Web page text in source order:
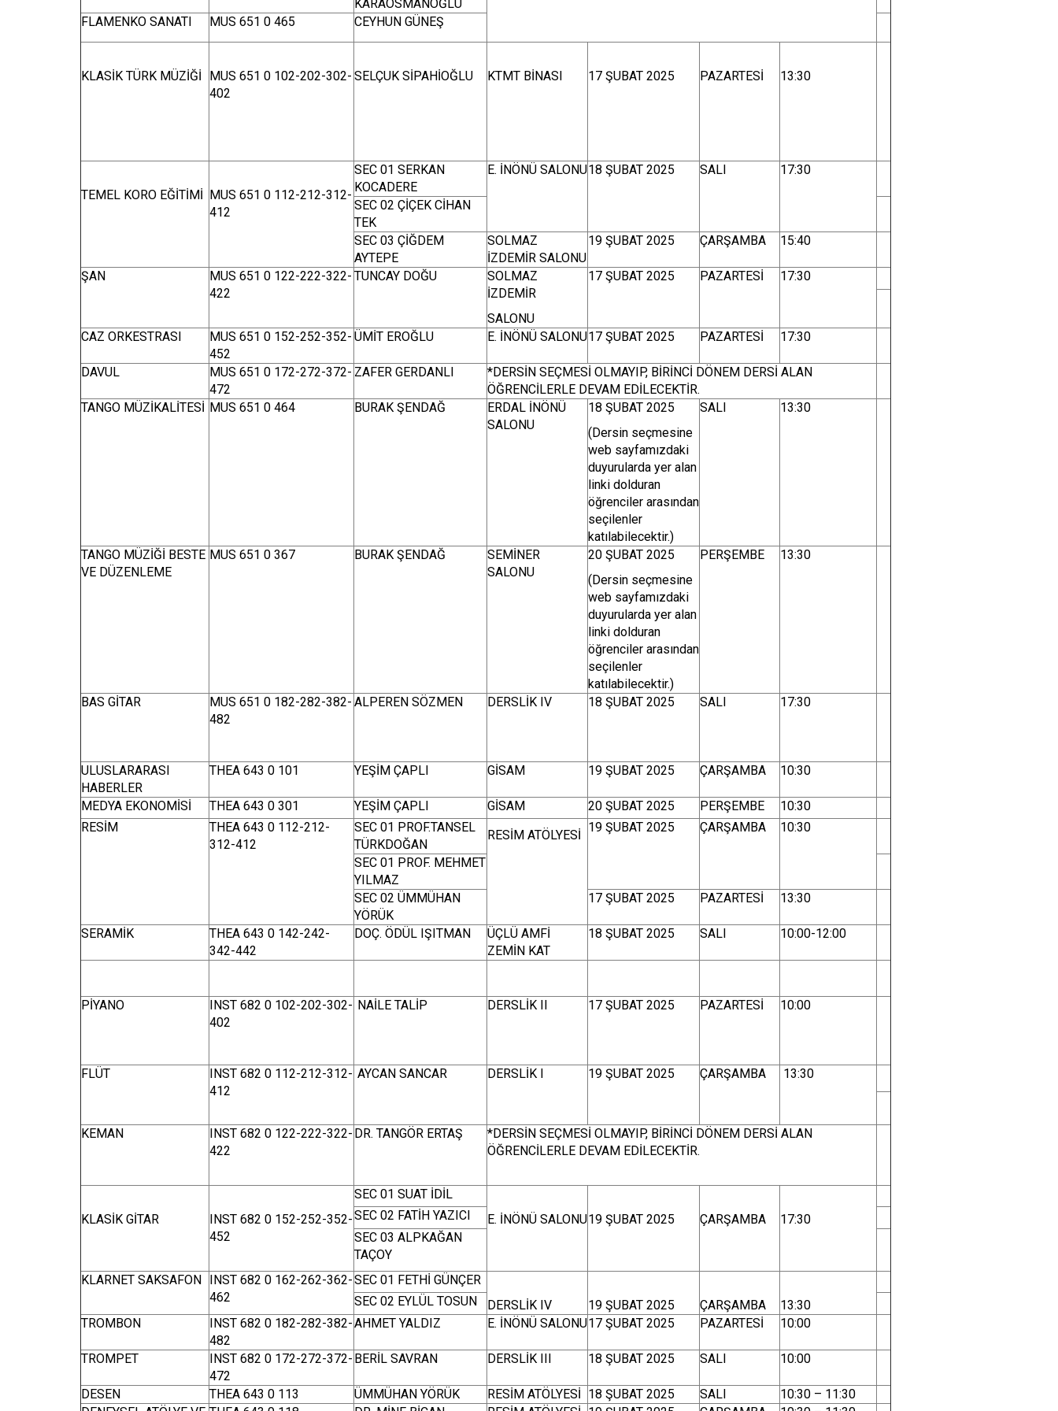
KARAOSMANOĞLU
FLAMENKO SANATI
MUS 651 0 465 CEYHUN GÜNEŞ
KLASİK TÜRK MÜZİĞİ
MUS 651 0 102-202-302-
402
SELÇUK SİPAHİOĞLU KTMT BİNASI 17 ŞUBAT 2025 PAZARTESİ 13:30
TEMEL KORO EĞİTİMİ MUS 651 0 112-212-312-
412
SEC 01 SERKAN
KOCADERE
E. İNÖNÜ SALONU18 ŞUBAT 2025 SALI 17:30
SEC 02 ÇİÇEK CİHAN
TEK
SEC 03 ÇİĞDEM
AYTEPE
SOLMAZ
İZDEMİR SALONU
19 ŞUBAT 2025 ÇARŞAMBA 15:40
ŞAN
MUS 651 0 122-222-322-
422
TUNCAY DOĞU
SOLMAZ
İZDEMİR
SALONU
17 ŞUBAT 2025 PAZARTESİ 17:30
CAZ ORKESTRASI
MUS 651 0 152-252-352-
452
ÜMİT EROĞLU E. İNÖNÜ SALONU17 ŞUBAT 2025 PAZARTESİ 17:30
DAVUL
MUS 651 0 172-272-372-
472
ZAFER GERDANLI
*DERSİN SEÇMESİ OLMAYIP, BİRİNCİ DÖNEM DERSİ ALAN
ÖĞRENCİLERLE DEVAM EDİLECEKTİR.
TANGO MÜZİKALİTESİ MUS 651 0 464 BURAK ŞENDAĞ
ERDAL İNÖNÜ
SALONU
18 ŞUBAT 2025
(Dersin seçmesine
web sayfamızdaki
duyurularda yer alan
linki dolduran
öğrenciler arasından
seçilenler
katılabilecektir.)
SALI 13:30
TANGO MÜZİĞİ BESTE
VE DÜZENLEME
MUS 651 0 367 BURAK ŞENDAĞ
SEMİNER
SALONU
20 ŞUBAT 2025
(Dersin seçmesine
web sayfamızdaki
duyurularda yer alan
linki dolduran
öğrenciler arasından
seçilenler
katılabilecektir.)
PERŞEMBE 13:30
BAS GİTAR
MUS 651 0 182-282-382-
482
ALPEREN SÖZMEN DERSLİK IV 18 ŞUBAT 2025 SALI 17:30
ULUSLARARASI
HABERLER
THEA 643 0 101 YEŞİM ÇAPLI GİSAM 19 ŞUBAT 2025 ÇARŞAMBA 10:30
MEDYA EKONOMİSİ THEA 643 0 301 YEŞİM ÇAPLI GİSAM 20 ŞUBAT 2025 PERŞEMBE
10:30
RESİM
THEA 643 0 112-212-
312-412
SEC 01 PROF.TANSEL
TÜRKDOĞAN
RESİM ATÖLYESİ
19 ŞUBAT 2025 ÇARŞAMBA 10:30
SEC 01 PROF. MEHMET
YILMAZ
SEC 02 ÜMMÜHAN
YÖRÜK
17 ŞUBAT 2025 PAZARTESİ 13:30
SERAMİK
THEA 643 0 142-242-
342-442
DOÇ. ÖDÜL IŞITMAN
ÜÇLÜ AMFİ
ZEMİN KAT
18 ŞUBAT 2025 SALI 10:00-12:00
PİYANO
INST 682 0 102-202-302-
402
NAİLE TALİP DERSLİK II 17 ŞUBAT 2025 PAZARTESİ 10:00
FLÜT
INST 682 0 112-212-312-
412
AYCAN SANCAR DERSLİK I 19 ŞUBAT 2025 ÇARŞAMBA 13:30
KEMAN
INST 682 0 122-222-322-
422
DR. TANGÖR ERTAŞ
*DERSİN SEÇMESİ OLMAYIP, BİRİNCİ DÖNEM DERSİ ALAN
ÖĞRENCİLERLE DEVAM EDİLECEKTİR.
KLASİK GİTAR
INST 682 0 152-252-352-
452
SEC 01 SUAT İDİL
E. İNÖNÜ SALONU19 ŞUBAT 2025 ÇARŞAMBA 17:30
SEC 02 FATİH YAZICI
SEC 03 ALPKAĞAN
TAÇOY
KLARNET SAKSAFON INST 682 0 162-262-362-
462
SEC 01 FETHİ GÜNÇER
DERSLİK IV
19 ŞUBAT 2025 ÇARŞAMBA 13:30
SEC 02 EYLÜL TOSUN
TROMBON
INST 682 0 182-282-382-
482
AHMET YALDIZ E. İNÖNÜ SALONU17 ŞUBAT 2025 PAZARTESİ 10:00
TROMPET
INST 682 0 172-272-372-
472
BERİL SAVRAN DERSLİK III 18 ŞUBAT 2025 SALI 10:00
DESEN THEA 643 0 113 ÜMMÜHAN YÖRÜK RESİM ATÖLYESİ 18 ŞUBAT 2025 SALI
10:30 – 11:30